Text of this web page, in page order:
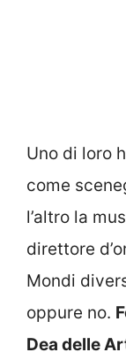
Uno di loro
come
l’altro la
direttore
Mondi
oppure no.
Dea delle